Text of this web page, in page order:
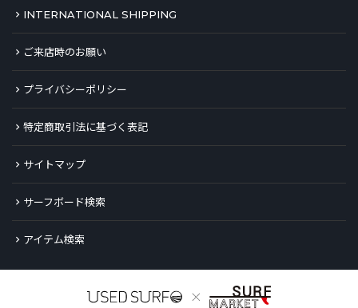
INTERNATIONAL SHIPPING
ご来店時のお願い
プライバシーポリシー
特定商取引法に基づく表記
サイトマップ
サーフボード検索
アイテム検索